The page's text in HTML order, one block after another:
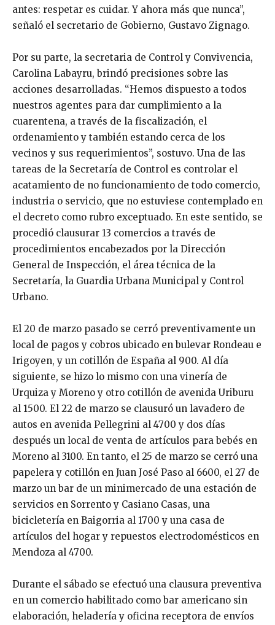
antes: respetar es cuidar. Y ahora más que nunca”,
señaló el secretario de Gobierno, Gustavo Zignago.
Por su parte, la secretaria de Control y Convivencia,
Carolina Labayru, brindó precisiones sobre las
acciones desarrolladas. “Hemos dispuesto a todos
nuestros agentes para dar cumplimiento a la
cuarentena, a través de la fiscalización, el
ordenamiento y también estando cerca de los
vecinos y sus requerimientos”, sostuvo. Una de las
tareas de la Secretaría de Control es controlar el
acatamiento de no funcionamiento de todo comercio,
industria o servicio, que no estuviese contemplado en
el decreto como rubro exceptuado. En este sentido, se
procedió clausurar 13 comercios a través de
procedimientos encabezados por la Dirección
General de Inspección, el área técnica de la
Secretaría, la Guardia Urbana Municipal y Control
Urbano.
El 20 de marzo pasado se cerró preventivamente un
local de pagos y cobros ubicado en bulevar Rondeau e
Irigoyen, y un cotillón de España al 900. Al día
siguiente, se hizo lo mismo con una vinería de
Urquiza y Moreno y otro cotillón de avenida Uriburu
al 1500. El 22 de marzo se clausuró un lavadero de
autos en avenida Pellegrini al 4700 y dos días
después un local de venta de artículos para bebés en
Moreno al 3100. En tanto, el 25 de marzo se cerró una
papelera y cotillón en Juan José Paso al 6600, el 27 de
marzo un bar de un minimercado de una estación de
servicios en Sorrento y Casiano Casas, una
bicicletería en Baigorria al 1700 y una casa de
artículos del hogar y repuestos electrodomésticos en
Mendoza al 4700.
Durante el sábado se efectuó una clausura preventiva
en un comercio habilitado como bar americano sin
elaboración, heladería y oficina receptora de envíos